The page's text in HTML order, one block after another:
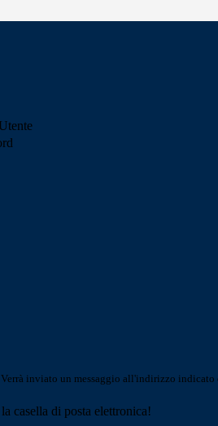
Verrà inviato un messaggio all'indirizzo indicato
casella di posta elettronica!